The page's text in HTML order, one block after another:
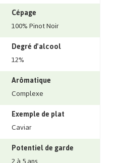
Cépage
100% Pinot Noir
Degré d'alcool
12%
Arômatique
Complexe
Exemple de plat
Caviar
Potentiel de garde